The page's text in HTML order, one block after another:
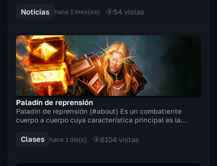
Noticias hace 1 mes(es) 54 vistas
Paladín de reprensión
Paladín de reprensión {#about} Es un combatiente
cuerpo a cuerpo cuya característica principal es la
Clases hace 1 día(s) 6104 vistas